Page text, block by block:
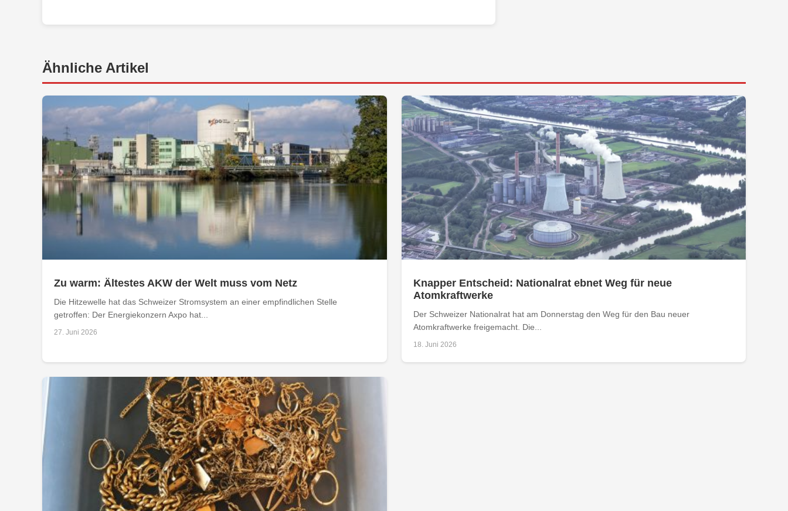
Ähnliche Artikel
Zu warm: Ältestes AKW der Welt muss vom Netz
Die Hitzewelle hat das Schweizer Stromsystem an einer empfindlichen Stelle
getroffen: Der Energiekonzern Axpo hat...
27. Juni 2026
Knapper Entscheid: Nationalrat ebnet Weg für neue
Atomkraftwerke
Der Schweizer Nationalrat hat am Donnerstag den Weg für den Bau neuer
Atomkraftwerke freigemacht. Die...
18. Juni 2026